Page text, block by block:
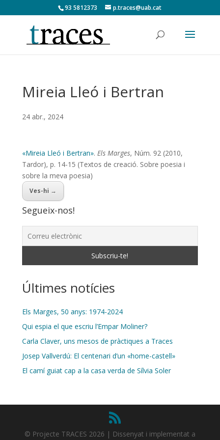
93 5812373 p.traces@uab.cat
Mireia Lleó i Bertran
24 abr., 2024
«Mireia Lleó i Bertran». Els Marges, Núm. 92 (2010,
Tardor), p. 14-15 (Textos de creació. Sobre poesia i
sobre la meva poesia)
Ves-hi →
Segueix-nos!
Últimes notícies
Els Marges, 50 anys: 1974-2024
Qui espia el que escriu l’Empar Moliner?
Carla Claver, uns mesos de pràctiques a Traces
Josep Vallverdú: El centenari d’un «home-castell»
El camí guiat cap a la casa verda de Sílvia Soler
© Projecte TRACES 2026 | Dissenyat i implementat a